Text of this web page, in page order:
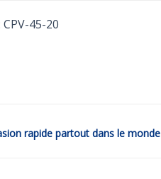
45-20
rapide partout dans le monde